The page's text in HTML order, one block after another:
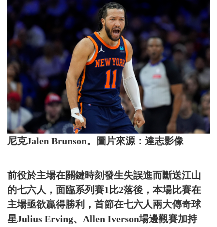
尼克Jalen Brunson。圖片來源：達志影像
前役於主場在關鍵時刻發生失誤進而斷送江山
的七六人，面臨系列賽1比2落後，本場比賽在
主場亟欲贏得勝利，首節在七六人兩大傳奇球
星Julius Erving、Allen Iverson場邊觀賽加持